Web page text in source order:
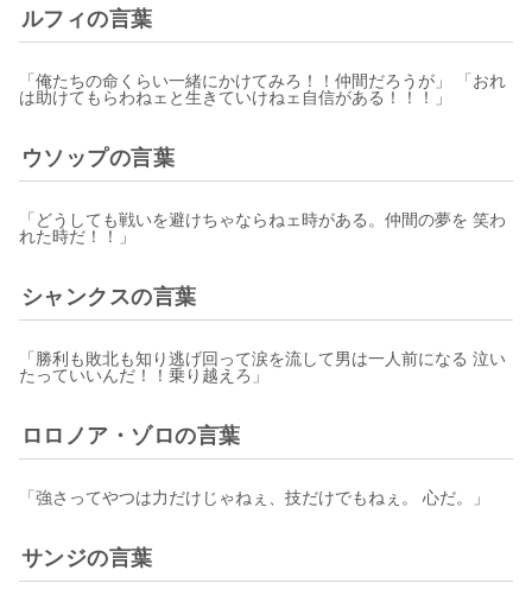
ルフィの言葉
「俺たちの命くらい一緒にかけてみろ！！仲間だろうが」 「おれ
は助けてもらわねェと生きていけねェ自信がある！！！」
ウソップの言葉
「どうしても戦いを避けちゃならねェ時がある。仲間の夢を 笑わ
れた時だ！！」
シャンクスの言葉
「勝利も敗北も知り逃げ回って涙を流して男は一人前になる 泣い
たっていいんだ！！乗り越えろ」
ロロノア・ゾロの言葉
「強さってやつは力だけじゃねぇ、技だけでもねぇ。 心だ。」
サンジの言葉